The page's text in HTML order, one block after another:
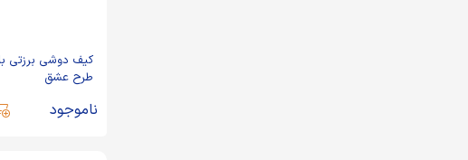
کیف دوشی برزتی با
طرح عشق
ناموجود